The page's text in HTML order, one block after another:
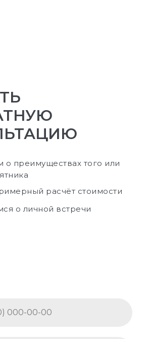
о преимуществах того или
расчёт стоимости
о личной встречи